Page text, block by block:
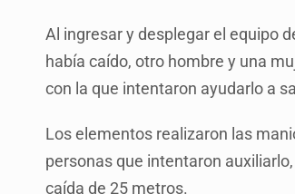
Al ingresar y desplegar el equipo
había caído, otro hombre y una
con la que intentaron ayudarlo a
Los elementos realizaron las
personas que intentaron
caída de 25 metros.